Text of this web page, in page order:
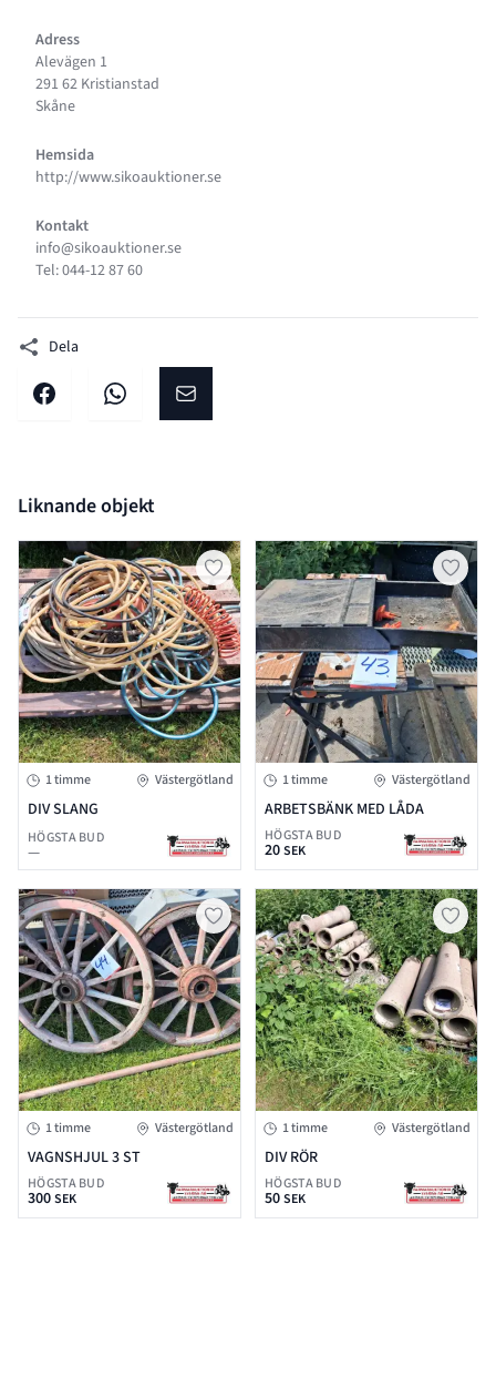
Adress
Alevägen 1
291 62 Kristianstad
Skåne
Hemsida
http://www.sikoauktioner.se
Kontakt
info@sikoauktioner.se
Tel: 044-12 87 60
Dela
Dela på facebookDela på WhatsAppDela på E-post
Liknande objekt
1 timme Västergötland
DIV SLANG
HÖGSTA BUD
—
1 timme Västergötland
ARBETSBÄNK MED LÅDA
HÖGSTA BUD
20SEK
1 timme Västergötland
VAGNSHJUL 3 ST
HÖGSTA BUD
300SEK
1 timme Västergötland
DIV RÖR
HÖGSTA BUD
50SEK